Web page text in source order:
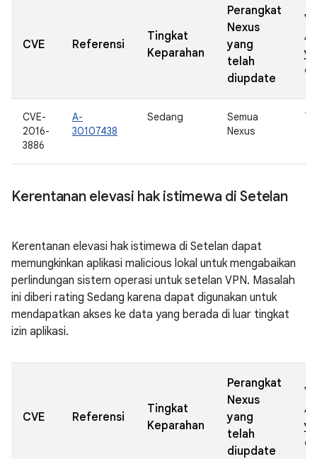
CVE Referensi
Tingkat
Keparahan
Perangkat
Nexus
yang
telah
diupdate
CVE-
2016-
3886
A-
30107438
Sedang
Semua
Nexus
Kerentanan elevasi hak istimewa di Setelan
Kerentanan elevasi hak istimewa di Setelan dapat
memungkinkan aplikasi malicious lokal untuk mengabaikan
perlindungan sistem operasi untuk setelan VPN. Masalah
ini diberi rating Sedang karena dapat digunakan untuk
mendapatkan akses ke data yang berada di luar tingkat
izin aplikasi.
CVE Referensi
Tingkat
Keparahan
Perangkat
Nexus
yang
telah
diupdate